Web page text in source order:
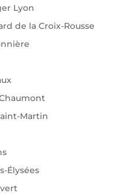
Lyon
de la Croix-Rousse
Martin
Élysées